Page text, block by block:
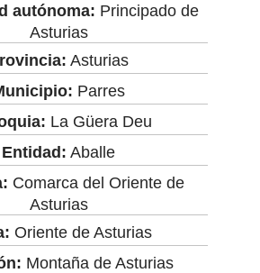
autónoma: Principado de
Asturias
Asturias
Parres
La Güera Deu
Entidad: Aballe
Comarca del Oriente de
Asturias
Oriente de Asturias
Montaña de Asturias